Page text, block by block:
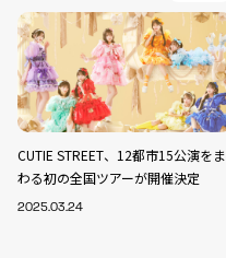
CUTIE STREET、12都市15公演をま
わる初の全国ツアーが開催決定
2025.03.24